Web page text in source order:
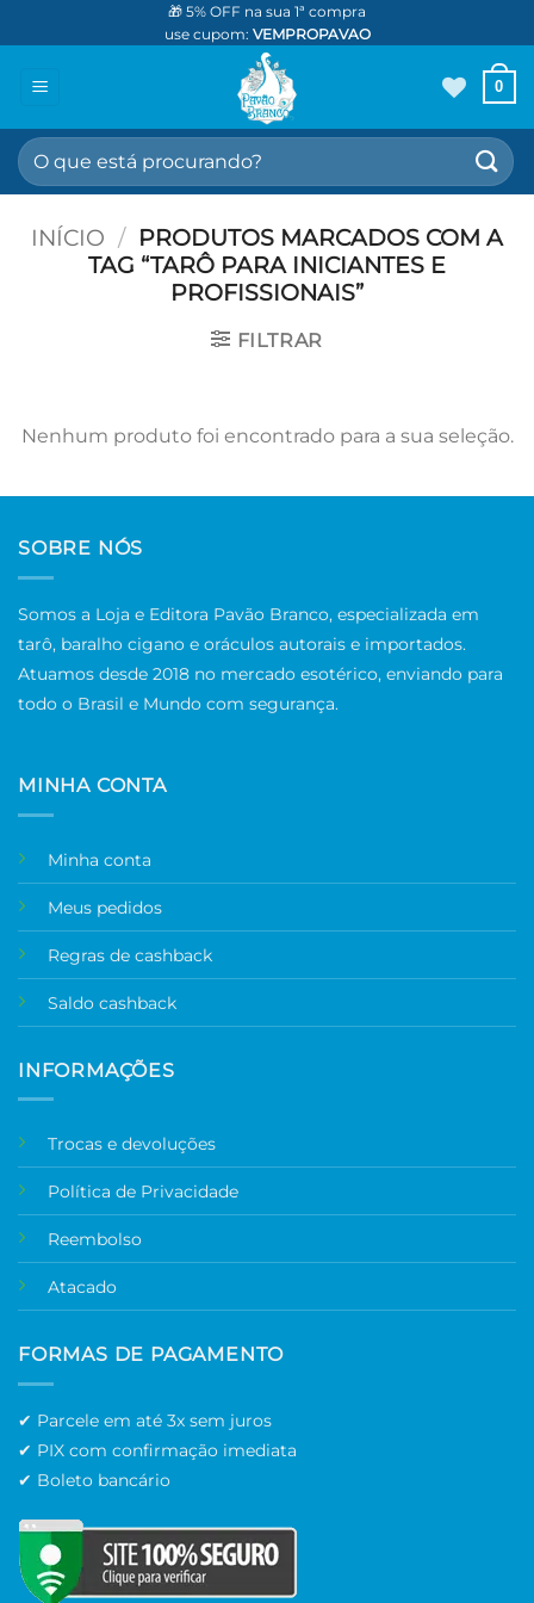
to
🎁 5% OFF na sua 1ª compra
use cupom: VEMPROPAVAO
0
Pesquisar
por:
INÍCIO / PRODUTOS MARCADOS COM A
TAG “TARÔ PARA INICIANTES E
PROFISSIONAIS”
FILTRAR
Nenhum produto foi encontrado para a sua seleção.
SOBRE NÓS
Somos a Loja e Editora Pavão Branco, especializada em
tarô, baralho cigano e oráculos autorais e importados.
Atuamos desde 2018 no mercado esotérico, enviando para
todo o Brasil e Mundo com segurança.
MINHA CONTA
Minha conta
Meus pedidos
Regras de cashback
Saldo cashback
INFORMAÇÕES
Trocas e devoluções
Política de Privacidade
Reembolso
Atacado
FORMAS DE PAGAMENTO
✔ Parcele em até 3x sem juros
✔ PIX com confirmação imediata
✔ Boleto bancário